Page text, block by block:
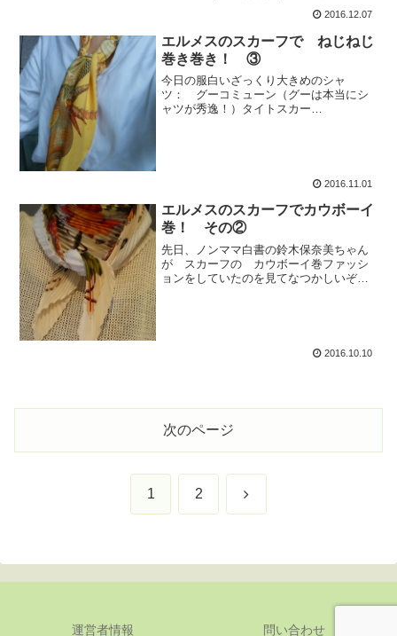
ん；ADMJワードローブは限られてい
る。持っている服には限界がある。所
詮 洋服って消...
2016.12.07
エルメスのスカーフで ねじねじ
巻き巻き！ ③
今日の服白いざっくり大きめのシャ
ツ： グーコミューン（グーは本当にシ
ャツが秀逸！）タイトスカー
2016.11.01
エルメスのスカーフでカウボーイ
巻！ その②
先日、ノンママ白書の鈴木保奈美ちゃん
が スカーフの カウボーイ巻ファッシ
ョンをしていたのを見てなつかしいぞ～
2016.10.10
次のページ
1 2 次
運営者情報 問い合わせ